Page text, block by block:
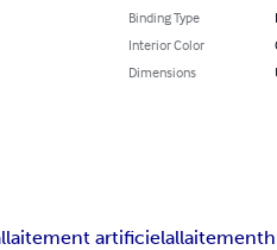
Binding Type
Interior Color
Dimensions
artificielallaitement